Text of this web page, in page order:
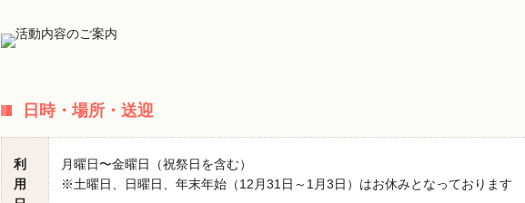
日時・場所・送迎
利
用
月曜日〜金曜日（祝祭日を含む）
※土曜日、日曜日、年末年始（12月31日～1月3日）はお休みとなっております